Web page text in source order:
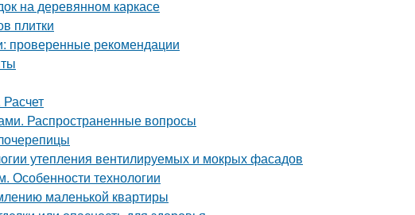
на деревянном каркасе
плитки
проверенные рекомендации
Распространенные вопросы
утепления вентилируемых и мокрых фасадов
Особенности технологии
маленькой квартиры